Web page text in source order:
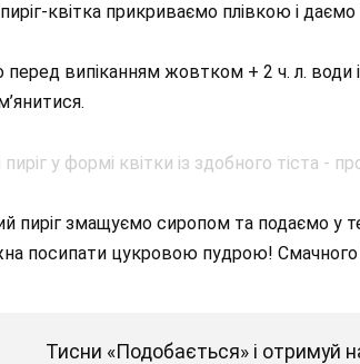
квітка прикриваємо плівкою і
випіканням жовтком + 2 ч. л. води
пиріг змащуємо сиропом та подаємо у
посипати цукровою пудрою!
Тисни «Подобається» і отримуй